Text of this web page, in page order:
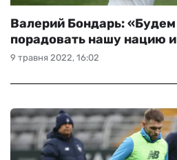
9 травня 2022, 16:02
Валерий Бондарь:
порадовать нашу нацию